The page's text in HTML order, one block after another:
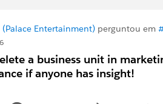
(Palace Entertainment) perguntou em
a business unit in
if anyone has insight!